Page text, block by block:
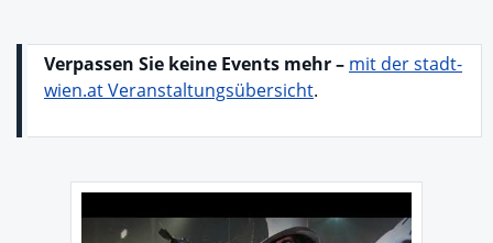
Verpassen Sie keine Events mehr – mit der stadt-
wien.at Veranstaltungsübersicht.